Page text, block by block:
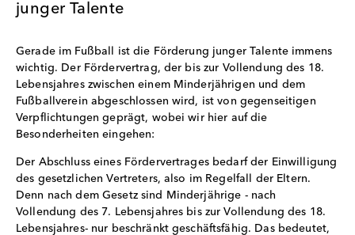
junger Talente
Gerade im Fußball ist die Förderung junger Talente immens
wichtig. Der Fördervertrag, der bis zur Vollendung des 18.
Lebensjahres zwischen einem Minderjährigen und dem
Fußballverein abgeschlossen wird, ist von gegenseitigen
Verpflichtungen geprägt, wobei wir hier auf die
Besonderheiten eingehen:
Der Abschluss eines Fördervertrages bedarf der Einwilligung
des gesetzlichen Vertreters, also im Regelfall der Eltern.
Denn nach dem Gesetz sind Minderjährige - nach
Vollendung des 7. Lebensjahres bis zur Vollendung des 18.
Lebensjahres- nur beschränkt geschäftsfähig. Das bedeutet,